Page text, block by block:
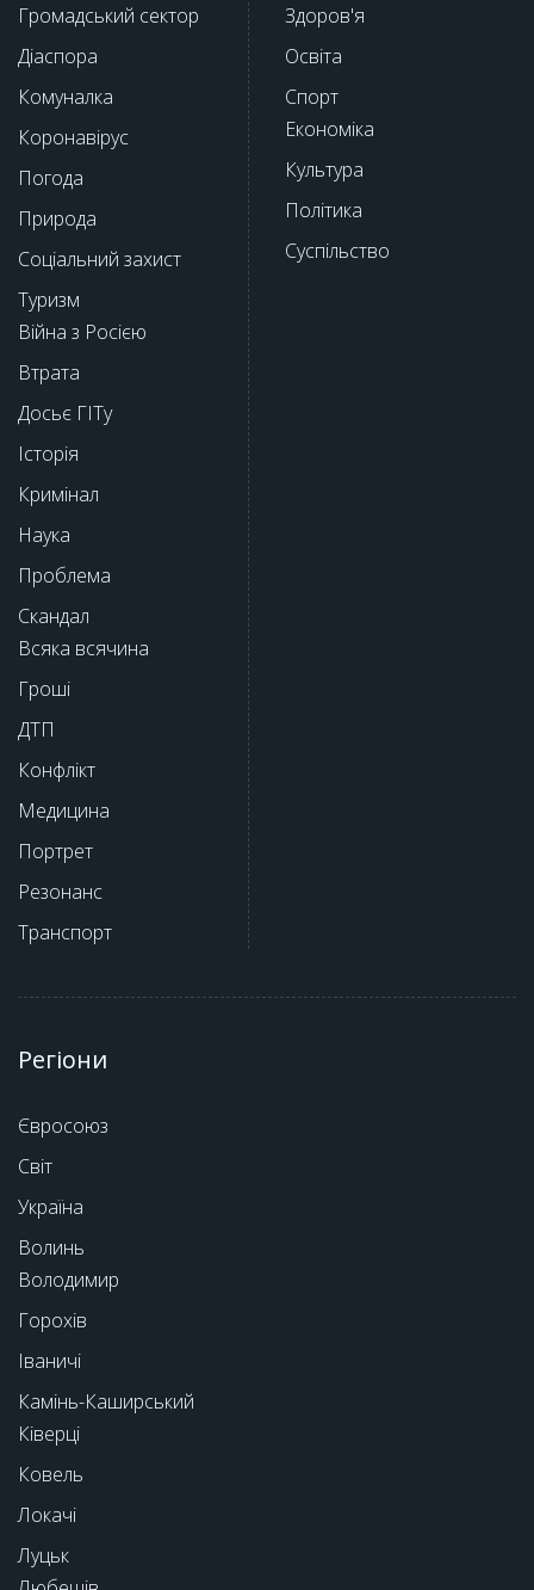
Громадський сектор
Діаспора
Комуналка
Коронавірус
Погода
Природа
Соціальний захист
Туризм
Війна з Росією
Втрата
Досьє ГІТу
Історія
Кримінал
Наука
Проблема
Скандал
Всяка всячина
Гроші
ДТП
Конфлікт
Медицина
Портрет
Резонанс
Транспорт
Здоров'я
Освіта
Спорт
Економіка
Культура
Політика
Суспільство
Регіони
Євросоюз
Світ
Україна
Волинь
Володимир
Горохів
Іваничі
Камінь-Каширський
Ківерці
Ковель
Локачі
Луцьк